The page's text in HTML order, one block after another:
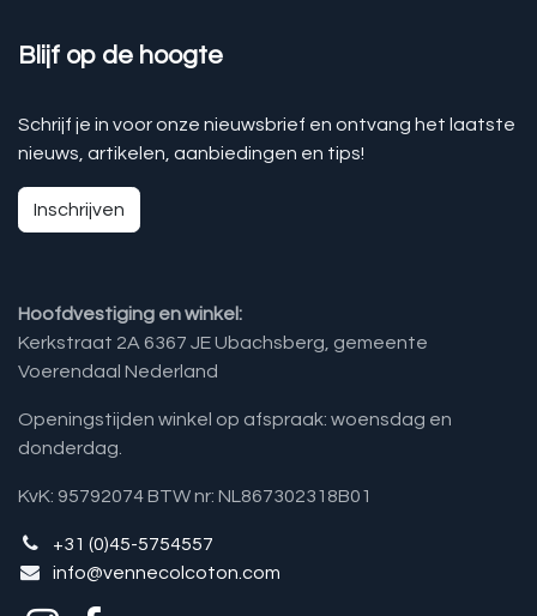
Blijf op de hoogte
Schrijf je in voor onze nieuwsbrief en ontvang het laatste
nieuws, artikelen, aanbiedingen en tips!
Inschrijven
Hoofdvestiging en winkel:
Kerkstraat 2A 6367 JE Ubachsberg, gemeente
Voerendaal Nederland
Openingstijden winkel op afspraak: woensdag en
donderdag.
KvK: 95792074 BTW nr: NL867302318B01
+31 (0)45-5754557
info@vennecolcoton.com